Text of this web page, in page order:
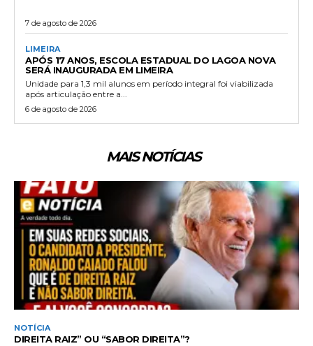
7 de agosto de 2026
LIMEIRA
APÓS 17 ANOS, ESCOLA ESTADUAL DO LAGOA NOVA
SERÁ INAUGURADA EM LIMEIRA
Unidade para 1,3 mil alunos em período integral foi viabilizada
após articulação entre a...
6 de agosto de 2026
MAIS NOTÍCIAS
NOTÍCIA
DIREITA RAIZ” OU “SABOR DIREITA”?